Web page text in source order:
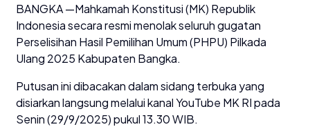
BANGKA —Mahkamah Konstitusi (MK) Republik
Indonesia secara resmi menolak seluruh gugatan
Perselisihan Hasil Pemilihan Umum (PHPU) Pilkada
Ulang 2025 Kabupaten Bangka.
Putusan ini dibacakan dalam sidang terbuka yang
disiarkan langsung melalui kanal YouTube MK RI pada
Senin (29/9/2025) pukul 13.30 WIB.